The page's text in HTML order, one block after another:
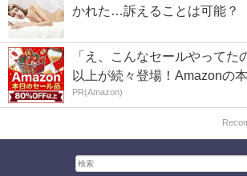
かれた…訴えることは可能？
「え、こんなセールやってた
以上が続々登場！Amazonの
PR(Amazon)